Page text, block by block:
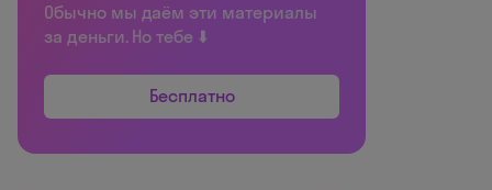
Обычно мы даём эти материалы
за деньги. Но тебе ⬇️
Бесплатно